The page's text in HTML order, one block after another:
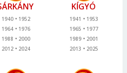
1940
1952
1964
1976
1988
2000
2012
2024
KÍGYÓ
1941
1953
1965
1977
1989
2001
2013
2025